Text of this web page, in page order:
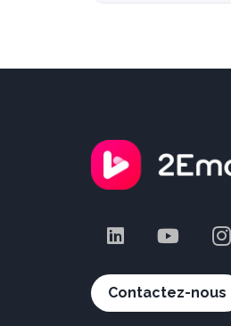
Contactez-nous